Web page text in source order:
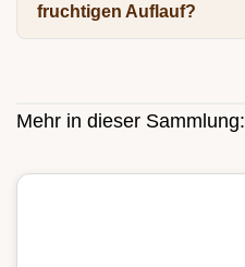
fruchtigen Auflauf?
Mehr in dieser Sammlung: